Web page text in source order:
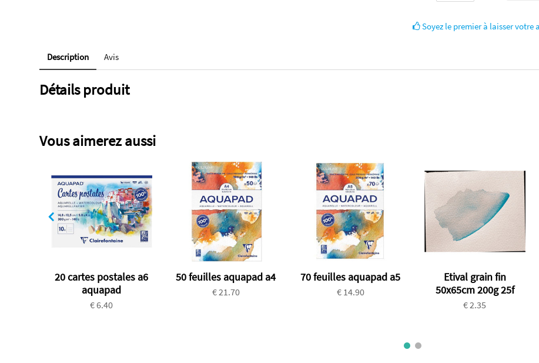
Soyez le premier à laisser votre
Description Avis
Détails produit
Vous aimerez aussi
20 cartes postales a6
aquapad
€ 6.40
50 feuilles aquapad a4
€ 21.70
70 feuilles aquapad a5
€ 14.90
Etival grain fin
50x65cm 200g 25f
€ 2.35